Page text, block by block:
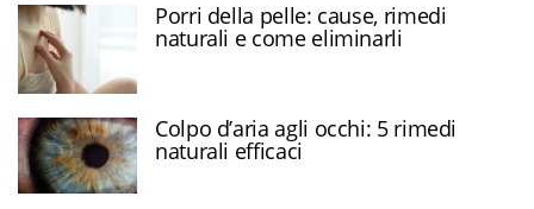
Porri della pelle: cause, rimedi
naturali e come eliminarli
Colpo d’aria agli occhi: 5 rimedi
naturali efficaci